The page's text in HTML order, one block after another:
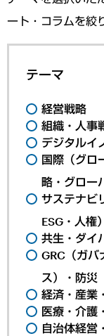
ート・コラムを絞
テーマ
経営戦略
組織・人事
デジタルイ
国際（グロ
略・グロー
サステナビ
ESG・人権）
共生・ダイ
GRC（ガバ
ス）・防災
経済・産業
医療・介護
自治体経営